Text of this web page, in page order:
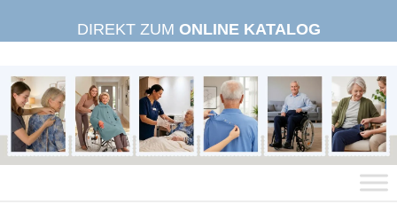
DIREKT ZUM ONLINE KATALOG